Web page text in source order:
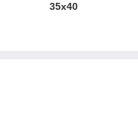
35х40